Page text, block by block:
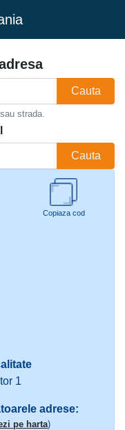
Cauta
strada.
Cauta
Copiaza cod
1
adrese:
pe harta)